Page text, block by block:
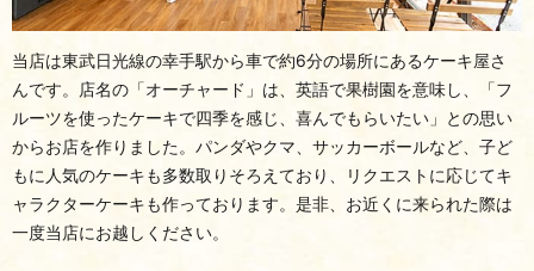
当店は東武日光線の幸手駅から車で約6分の場所にあるケーキ屋さ
んです。
店名の「オーチャード」は、英語で果樹園を意味し、「フ
ルーツを使ったケーキで四季を感じ、喜んでもらいたい」との思い
からお店を作りました。 パンダやクマ、サッカーボールなど、子ど
もに人気のケーキも多数取りそろえており、リクエストに応じてキ
ャラクターケーキも作っております。 是非、お近くに来られた際は
一度当店にお越しください。